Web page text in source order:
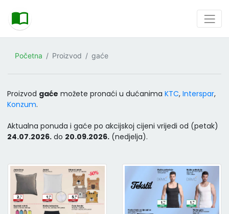
Početna Proizvod gaće
Proizvod gaće možete pronaći u dućanima KTC, Interspar,
Konzum.
Aktualna ponuda i gaće po akcijskoj cijeni vrijedi od (petak)
24.07.2026. do 20.09.2026. (nedjelja).